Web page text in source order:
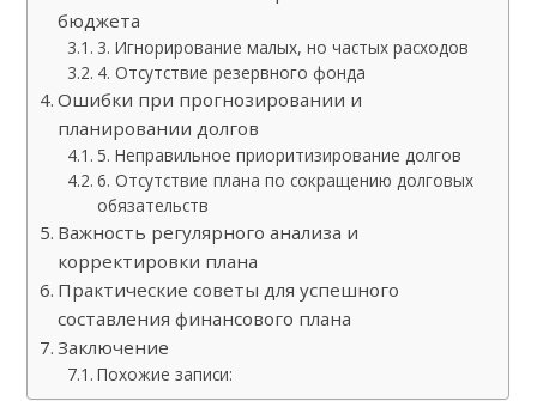
бюджета
3. Игнорирование малых, но частых расходов
4. Отсутствие резервного фонда
Ошибки при прогнозировании и
планировании долгов
5. Неправильное приоритизирование долгов
6. Отсутствие плана по сокращению долговых
обязательств
Важность регулярного анализа и
корректировки плана
Практические советы для успешного
составления финансового плана
Заключение
Похожие записи: